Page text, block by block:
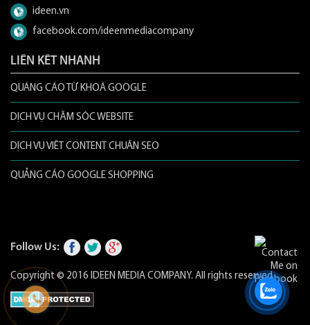
ideen.vn
facebook.com/ideenmediacompany
LIÊN KẾT NHANH
QUẢNG CÁO TỪ KHOÁ GOOGLE
DỊCH VỤ CHĂM SÓC WEBSITE
DỊCH VỤ VIẾT CONTENT CHUẨN SEO
QUẢNG CÁO GOOGLE SHOPPING
Follow Us:
Copyright © 2016 IDEEN MEDIA COMPANY. All rights reserved